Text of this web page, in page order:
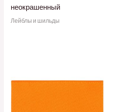
неокрашенный
Лейблы и шильды